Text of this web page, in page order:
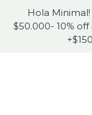
Hola
$50.000- 10%